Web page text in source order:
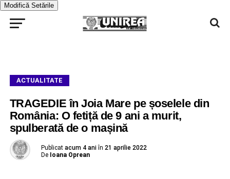
Modifică Setările
ACTUALITATE
TRAGEDIE în Joia Mare pe șoselele din
România: O fetiță de 9 ani a murit,
spulberată de o mașină
Publicat acum 4 ani în 21 aprilie 2022
De Ioana Oprean